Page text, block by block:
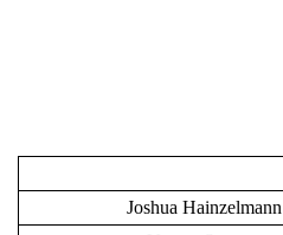
Joshua Hainzelmann